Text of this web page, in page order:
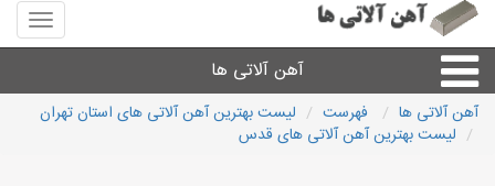
منوی
سایت
آلاتی
ها
آهن آلاتی ها
میلگرد نبشی،مفتول
آهن آلاتی ها فهرست
لیست بهترین آهن آلاتی های استان تهران
لیست بهترین آهن آلاتی های قدس